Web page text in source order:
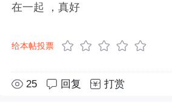
在一起 ，真好
给本帖投票
25 回复 打赏